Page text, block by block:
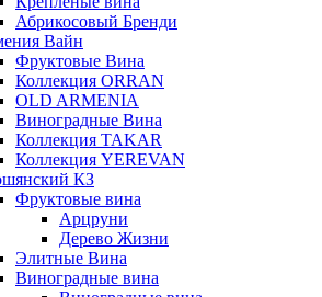
Абрикосовый Бренди
Вайн
Фруктовые Вина
Коллекция ORRAN
OLD ARMENIA
Виноградные Вина
Коллекция TAKAR
Коллекция YEREVAN
КЗ
Фруктовые вина
Арцруни
Дерево Жизни
Элитные Вина
Виноградные вина